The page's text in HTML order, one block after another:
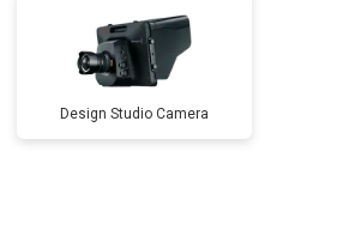
Design Studio Camera